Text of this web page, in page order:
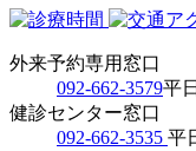
外来予約専用窓口
092-662-3579平
健診センター窓口
092-662-3535 平